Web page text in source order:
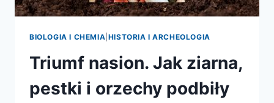
BIOLOGIA I CHEMIA HISTORIA I ARCHEOLOGIA
Triumf nasion. Jak ziarna,
pestki i orzechy podbiły